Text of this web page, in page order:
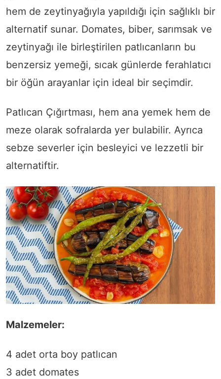
hem de zeytinyağıyla yapıldığı için sağlıklı bir
alternatif sunar. Domates, biber, sarımsak ve
zeytinyağı ile birleştirilen patlıcanların bu
benzersiz yemeği, sıcak günlerde ferahlatıcı
bir öğün arayanlar için ideal bir seçimdir.
Patlıcan Çığırtması, hem ana yemek hem de
meze olarak sofralarda yer bulabilir. Ayrıca
sebze severler için besleyici ve lezzetli bir
alternatiftir.
Malzemeler:
4 adet orta boy patlıcan
3 adet domates